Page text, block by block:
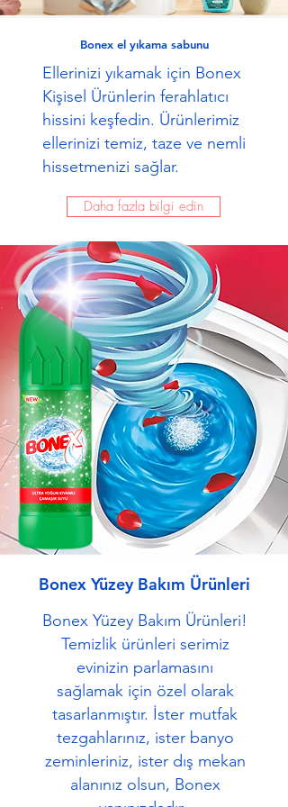
Bonex el yıkama sabunu
Ellerinizi yıkamak için Bonex
Kişisel Ürünlerin ferahlatıcı
hissini keşfedin. Ürünlerimiz
ellerinizi temiz, taze ve nemli
hissetmenizi sağlar.
Daha fazla bilgi edin
Bonex Yüzey Bakım Ürünleri
Bonex Yüzey Bakım Ürünleri!
Temizlik ürünleri serimiz
evinizin parlamasını
sağlamak için özel olarak
tasarlanmıştır. İster mutfak
tezgahlarınız, ister banyo
zeminleriniz, ister dış mekan
alanınız olsun, Bonex